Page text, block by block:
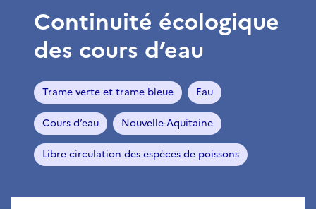
Continuité écologique
des cours d’eau
Trame verte et trame bleue Eau
Cours d’eau Nouvelle-Aquitaine
Libre circulation des espèces de poissons